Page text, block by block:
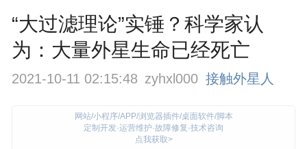
“大过滤理论”实锤？科学家认
为：大量外星生命已经死亡
2021-10-11 02:15:48 zyhxl000 接触外星人
网站/小程序/APP/浏览器插件/桌面软件/脚本
定制开发·运营维护·故障修复·技术咨询
点我获取>